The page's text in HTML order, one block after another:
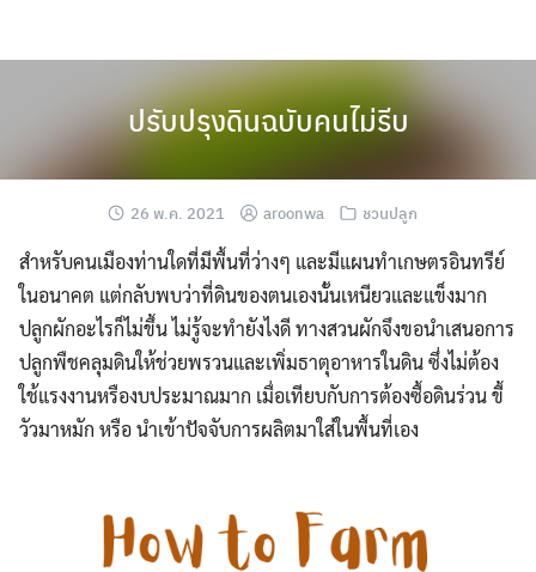
ปรับปรุงดินฉบับคนไม่รีบ
26 พ.ค. 2021 aroonwa ชวนปลูก
สำหรับคนเมืองท่านใดที่มีพื้นที่ว่างๆ และมีแผนทำเกษตรอินทรีย์
ในอนาคต แต่กลับพบว่าที่ดินของตนเองนั้นเหนียวและแข็งมาก
ปลูกผักอะไรก็ไม่ขึ้น ไม่รู้จะทำยังไงดี ทางสวนผักจึงขอนำเสนอการ
ปลูกพืชคลุมดินให้ช่วยพรวนและเพิ่มธาตุอาหารในดิน ซึ่งไม่ต้อง
ใช้แรงงานหรืองบประมาณมาก เมื่อเทียบกับการต้องซื้อดินร่วน ขี้
วัวมาหมัก หรือ นำเข้าปัจจับการผลิตมาใส่ในพื้นที่เอง